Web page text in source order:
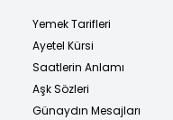
Yemek Tarifleri
Ayetel Kürsi
Saatlerin Anlamı
Aşk Sözleri
Günaydın Mesajları